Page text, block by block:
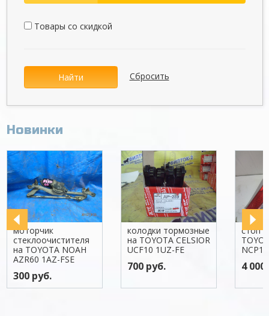
Товары со скидкой
Найти Сбросить
Новинки
моторчик
стеклоочистителя
на TOYOTA NOAH
AZR60 1AZ-FSE
300 руб.
колодки тормозные
на TOYOTA CELSIOR
UCF10 1UZ-FE
700 руб.
стоп
4 000